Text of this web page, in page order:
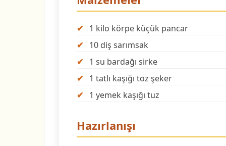
1 kilo körpe küçük pancar
10 diş sarımsak
1 su bardağı sirke
1 tatlı kaşığı toz şeker
1 yemek kaşığı tuz
Hazırlanışı